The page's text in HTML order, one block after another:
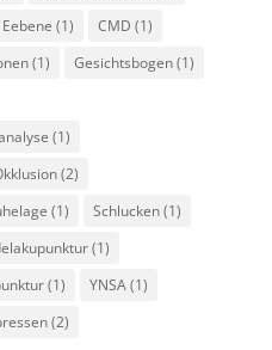
(1) CMD (1)
(1) Gesichtsbogen(1)
(1)
(2)
(1) Schlucken(1)
(1)
(1) YNSA(1)
(2)